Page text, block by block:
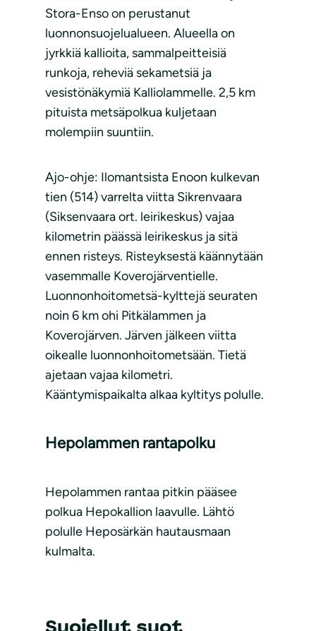
Stora-Enso on perustanut
luonnonsuojelualueen. Alueella on
jyrkkiä kallioita, sammalpeitteisiä
runkoja, reheviä sekametsiä ja
vesistönäkymiä Kalliolammelle. 2,5 km
pituista metsäpolkua kuljetaan
molempiin suuntiin.
Ajo-ohje: Ilomantsista Enoon kulkevan
tien (514) varrelta viitta Sikrenvaara
(Siksenvaara ort. leirikeskus) vajaa
kilometrin päässä leirikeskus ja sitä
ennen risteys. Risteyksestä käännytään
vasemmalle Koverojärventielle.
Luonnonhoitometsä-kylttejä seuraten
noin 6 km ohi Pitkälammen ja
Koverojärven. Järven jälkeen viitta
oikealle luonnonhoitometsään. Tietä
ajetaan vajaa kilometri.
Kääntymispaikalta alkaa kyltitys polulle.
Hepolammen rantapolku
Hepolammen rantaa pitkin pääsee
polkua Hepokallion laavulle. Lähtö
polulle Heposärkän hautausmaan
kulmalta.